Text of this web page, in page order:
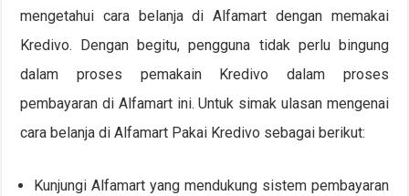
mengetahui cara belanja di Alfamart dengan memakai
Kredivo. Dengan begitu, pengguna tidak perlu bingung
dalam proses pemakain Kredivo dalam proses
pembayaran di Alfamart ini. Untuk simak ulasan mengenai
cara belanja di Alfamart Pakai Kredivo sebagai berikut:
Kunjungi Alfamart yang mendukung sistem pembayaran